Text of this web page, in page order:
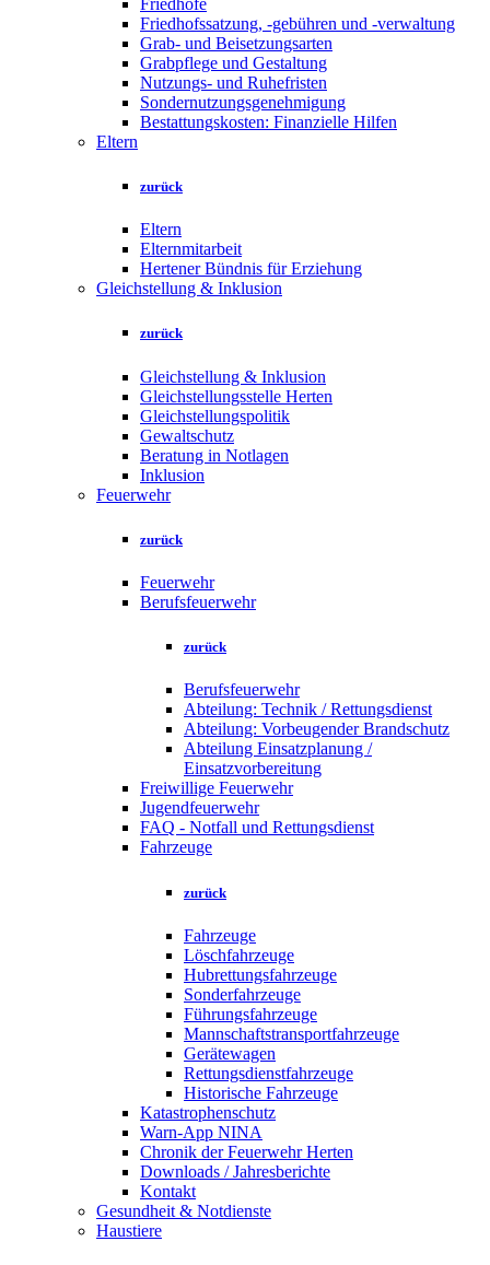
Friedhöfe
Friedhofssatzung, -gebühren und -verwaltung
Grab- und Beisetzungsarten
Grabpflege und Gestaltung
Nutzungs- und Ruhefristen
Sondernutzungsgenehmigung
Bestattungskosten: Finanzielle Hilfen
Eltern
zurück
Eltern
Elternmitarbeit
Hertener Bündnis für Erziehung
Gleichstellung & Inklusion
zurück
Gleichstellung & Inklusion
Gleichstellungsstelle Herten
Gleichstellungspolitik
Gewaltschutz
Beratung in Notlagen
Inklusion
Feuerwehr
zurück
Feuerwehr
Berufsfeuerwehr
zurück
Berufsfeuerwehr
Abteilung: Technik / Rettungsdienst
Abteilung: Vorbeugender Brandschutz
Abteilung Einsatzplanung /
Einsatzvorbereitung
Freiwillige Feuerwehr
Jugendfeuerwehr
FAQ - Notfall und Rettungsdienst
Fahrzeuge
zurück
Fahrzeuge
Löschfahrzeuge
Hubrettungsfahrzeuge
Sonderfahrzeuge
Führungsfahrzeuge
Mannschaftstransportfahrzeuge
Gerätewagen
Rettungsdienstfahrzeuge
Historische Fahrzeuge
Katastrophenschutz
Warn-App NINA
Chronik der Feuerwehr Herten
Downloads / Jahresberichte
Kontakt
Gesundheit & Notdienste
Haustiere